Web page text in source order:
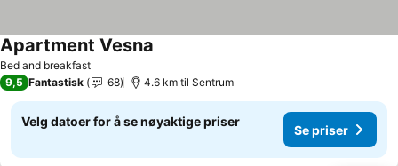
Bed and breakfast
Apartment Vesna
9,5 Fantastisk 68 4.6 km til Sentrum
Velg datoer for å se nøyaktige priser
Se priser